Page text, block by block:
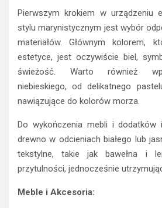
Pierwszym krokiem w urządzeniu
stylu marynistycznym jest wybór
materiałów. Głównym kolorem,
estetyce, jest oczywiście biel,
świeżość. Warto również
niebieskiego, od delikatnego
nawiązujące do kolorów morza.
Do wykończenia mebli i dodatków
drewno w odcieniach białego lub
tekstylne, takie jak bawełna i
przytulności, jednocześnie
Meble i Akcesoria: